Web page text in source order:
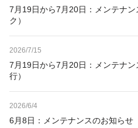
7月19日から7月20日：メンテナ
ク）
2026/7/15
7月19日から7月20日：メンテナ
行）
2026/6/4
6月8日：メンテナンスのお知らせ